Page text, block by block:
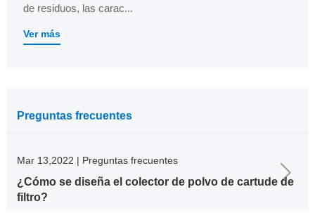
de residuos, las carac...
Ver más
Preguntas frecuentes
Mar 13,2022 | Preguntas frecuentes
¿Cómo se diseña el colector de polvo de cartude de
filtro?